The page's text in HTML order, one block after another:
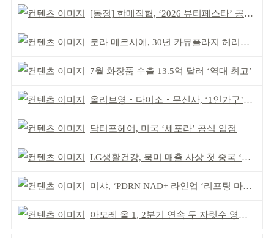
[동정] 한메직협, ‘2026 뷰티페스타’ 공동 주최
로라 메르시에, 30년 카뮤플라지 헤리티지 담아
7월 화장품 수출 13.5억 달러 ‘역대 최고’
올리브영‧다이소‧무신사, ‘1인가구’가 이끈다
닥터포헤어, 미국 ‘세포라’ 공식 입점
LG생활건강, 북미 매출 사상 첫 중국 ‘추월’
미샤, ‘PDRN NAD+ 라인업 ‘리프팅 마스크’ 출시
아모레 올 1, 2분기 연속 두 자릿수 영업이익률 기록